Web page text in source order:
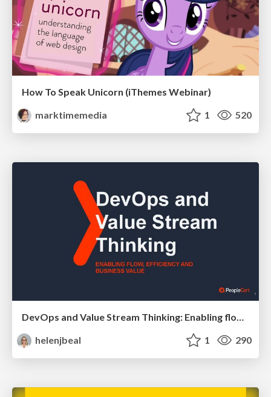
How To Speak Unicorn (iThemes Webinar)
marktimemedia
1 520
DevOps and Value Stream Thinking: Enabling flow, efficiency and business value
helenjbeal
1 290